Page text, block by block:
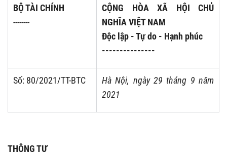
BỘ TÀI CHÍNH
--------
CỘNG HÒA XÃ HỘI CHỦ
NGHĨA VIỆT NAM
Độc lập - Tự do - Hạnh phúc
---------------
Số: 80/2021/TT-BTC
Hà Nội, ngày 29 tháng 9 năm
2021
THÔNG TƯ